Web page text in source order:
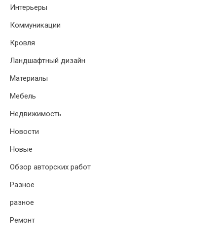
Интерьеры
Коммуникации
Кровля
Ландшафтный дизайн
Материалы
Мебель
Недвижимость
Новости
Новые
Обзор авторских работ
Разное
разное
Ремонт